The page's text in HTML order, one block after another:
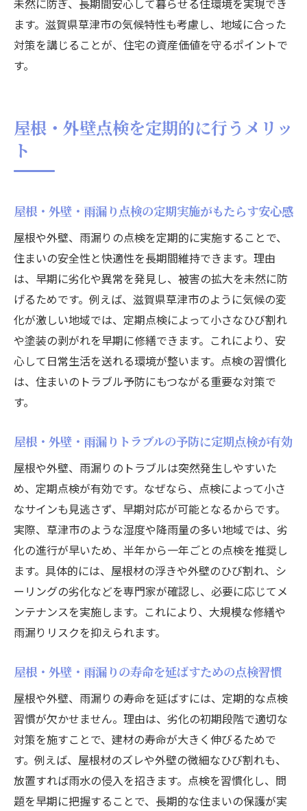
ます。滋賀県草津市の気候特性も考慮し、地域に合った
対策を講じることが、住宅の資産価値を守るポイントで
す。
屋根・外壁点検を定期的に行うメリッ
ト
屋根・外壁・雨漏り点検の定期実施がもたらす安心感
屋根や外壁、雨漏りの点検を定期的に実施することで、
住まいの安全性と快適性を長期間維持できます。理由
は、早期に劣化や異常を発見し、被害の拡大を未然に防
げるためです。例えば、滋賀県草津市のように気候の変
化が激しい地域では、定期点検によって小さなひび割れ
や塗装の剥がれを早期に修繕できます。これにより、安
心して日常生活を送れる環境が整います。点検の習慣化
は、住まいのトラブル予防にもつながる重要な対策で
す。
屋根・外壁・雨漏りトラブルの予防に定期点検が有効
屋根や外壁、雨漏りのトラブルは突然発生しやすいた
め、定期点検が有効です。なぜなら、点検によって小さ
なサインも見逃さず、早期対応が可能となるからです。
実際、草津市のような湿度や降雨量の多い地域では、劣
化の進行が早いため、半年から一年ごとの点検を推奨し
ます。具体的には、屋根材の浮きや外壁のひび割れ、シ
ーリングの劣化などを専門家が確認し、必要に応じてメ
ンテナンスを実施します。これにより、大規模な修繕や
雨漏りリスクを抑えられます。
屋根・外壁・雨漏りの寿命を延ばすための点検習慣
屋根や外壁、雨漏りの寿命を延ばすには、定期的な点検
習慣が欠かせません。理由は、劣化の初期段階で適切な
対策を施すことで、建材の寿命が大きく伸びるためで
す。例えば、屋根材のズレや外壁の微細なひび割れも、
放置すれば雨水の侵入を招きます。点検を習慣化し、問
題を早期に把握することで、長期的な住まいの保護が実